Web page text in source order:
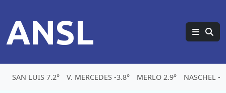
ANSL
SAN LUIS 7.2° V. MERCEDES -3.8° MERLO 2.9° NASCHEL -